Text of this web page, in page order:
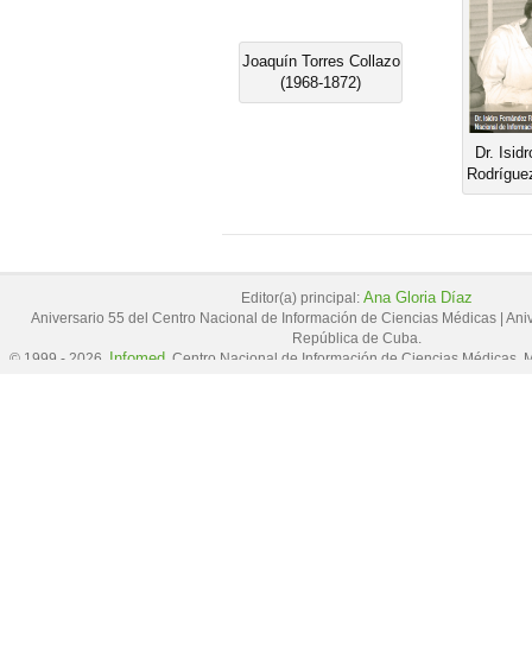
Joaquín Torres Collazo
(1968-1872)
Dr.
Editor(a) principal: Ana Gloria Díaz
Aniversario 55 del Centro Nacional de Información de Ciencias Médicas
República de Cuba.
© 1999 - 2026, Infomed, Centro Nacional de Información de Ciencias Médicas,